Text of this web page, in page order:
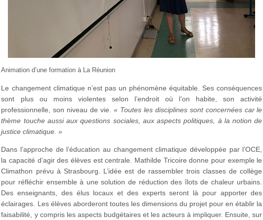
Animation d’une formation à La Réunion
Le changement climatique n’est pas un phénomène équitable. Ses conséquences
sont plus ou moins violentes selon l’endroit où l’on habite, son activité
professionnelle, son niveau de vie.« Toutes les disciplines sont concernées car le
thème touche aussi aux questions sociales, aux aspects politiques, à la notion de
justice climatique. »
Dans l’approche de l’éducation au changement climatique développée par l’OCE,
la capacité d’agir des élèves est centrale. Mathilde Tricoire donne pour exemple le
Climathon prévu à Strasbourg. L’idée est de rassembler trois classes de collège
pour réfléchir ensemble à une solution de réduction des îlots de chaleur urbains.
Des enseignants, des élus locaux et des experts seront là pour apporter des
éclairages. Les élèves aborderont toutes les dimensions du projet pour en établir la
faisabilité, y compris les aspects budgétaires et les acteurs à impliquer. Ensuite, sur